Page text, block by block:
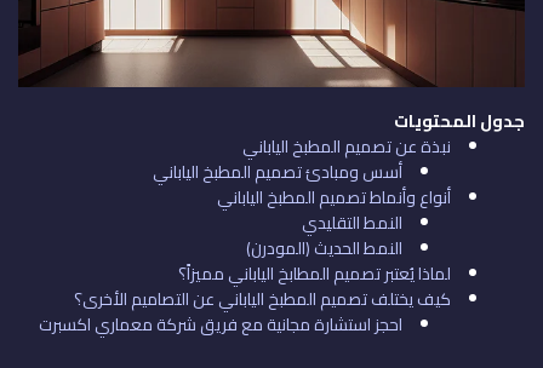
جدول المحتويات
نبذة عن تصميم المطبخ الياباني
أسس ومبادئ تصميم المطبخ الياباني
أنواع وأنماط تصميم المطبخ الياباني
النمط التقليدي
النمط الحديث (المودرن)
لماذا يُعتبر تصميم المطابخ الياباني مميزاً؟
كيف يختلف تصميم المطبخ الياباني عن التصاميم الأخرى؟
احجز استشارة مجانية مع فريق شركة معماري اكسبرت